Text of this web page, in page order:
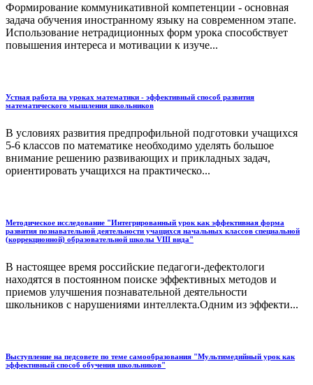
Формирование коммуникативной компетенции - основная
задача обучения иностранному языку на современном этапе.
Использование нетрадиционных форм урока способствует
повышения интереса и мотивации к изуче...
Устная работа на уроках математики - эффективный способ развития
математического мышления школьников
В условиях развития предпрофильной подготовки учащихся
5-6 классов по математике необходимо уделять большое
внимание решению развивающих и прикладных задач,
ориентировать учащихся на практическо...
Методическое исследование "Интегрированный урок как эффективная форма
развития познавательной деятельности учащихся начальных классов специальной
(коррекционной) образовательной школы VIII вида"
В настоящее время российские педагоги-дефектологи
находятся в постоянном поиске эффективных методов и
приемов улучшения познавательной деятельности
школьников с нарушениями интеллекта.Одним из эффекти...
Выступление на педсовете по теме самообразования "Мультимедийный урок как
эффективный способ обучения школьников"